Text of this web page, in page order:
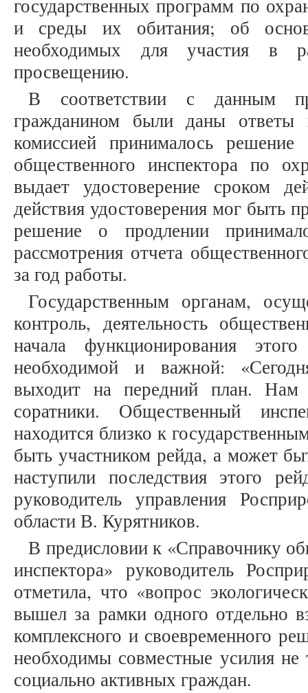
государственных программ по
и среды их обитания; об
необходимых для участия в
просвещению.
В соответствии с данным
гражданином были даны ответы
комиссией принималось
общественного инспектора по
выдает удостоверение сроком
действия удостоверения мог быть
решение о продлении
рассмотрения отчета
за год работы.
Государственным органам,
контроль, деятельность
начала функционирования этого
необходимой и важной:
выходит на передний план.
соратники. Общественный
находится близко к
быть участником рейда, а может
наступили последствия этого
руководитель управления
области В. Курятников.
В предисловии к «Справочнику
инспектора» руководитель
отметила, что «вопрос
вышел за рамки одного отдельно
комплексного и своевременного
необходимы совместные усилия не
социально активных граждан.